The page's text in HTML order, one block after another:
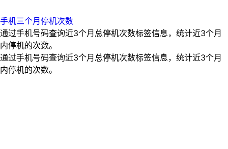
手机三个月停机次数
通过手机号码查询近3个月总停机次数标签信息，统计近3个月
内停机的次数。
通过手机号码查询近3个月总停机次数标签信息，统计近3个月
内停机的次数。